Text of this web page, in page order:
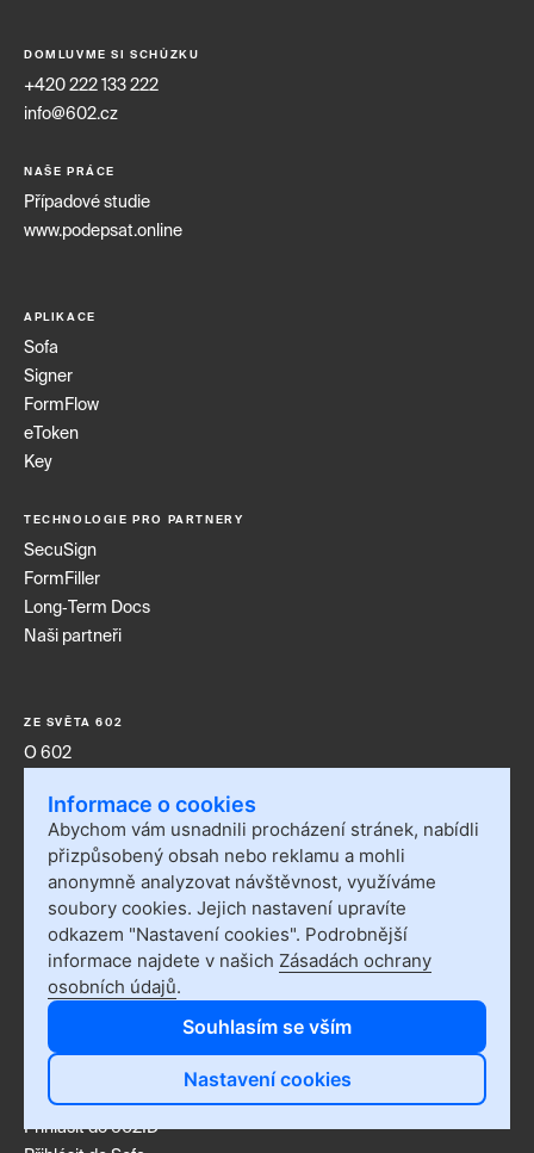
DOMLUVME SI SCHŮZKU
+420 222 133 222
info@602.cz
NAŠE PRÁCE
Případové studie
www.podepsat.online
APLIKACE
Sofa
Signer
FormFlow
eToken
Key
TECHNOLOGIE PRO PARTNERY
SecuSign
FormFiller
Long‑Term Docs
Naši partneři
ZE SVĚTA 602
O 602
CSR
Novinky
Kariéra
Pro média
GDPR
Výroční zprávy
Pro akcionáře
Etický kodex
NEJEN PRO KLIENTY
Přihlásit do 602ID
Informace o cookies
Abychom vám usnadnili procházení stránek, nabídli
přizpůsobený obsah nebo reklamu a mohli
anonymně analyzovat návštěvnost, využíváme
soubory cookies. Jejich nastavení upravíte
odkazem "Nastavení cookies". Podrobnější
informace najdete v našich Zásadách ochrany
osobních údajů.
Souhlasím se vším
Nastavení cookies